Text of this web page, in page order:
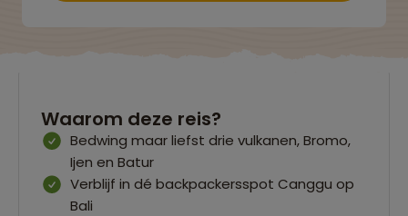
Waarom deze reis?
Bedwing maar liefst drie vulkanen, Bromo,
Ijen en Batur
Verblijf in dé backpackersspot Canggu op
Bali